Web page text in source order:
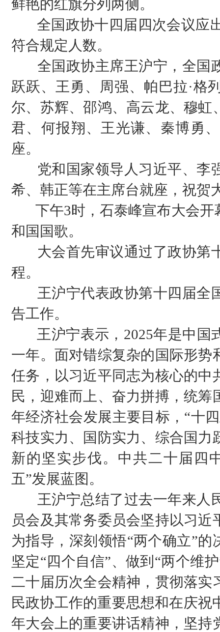
鲜艳的红旗分列两侧。
全国政协十四届四次会议应
符合规定人数。
全国政协主席王沪宁，全国
跃跃、王勇、周强、帕巴拉·格
尔、苏辉、邵鸿、高云龙、穆
君、何报翔、王光谦、秦博勇
座。
党和国家领导人习近平、李
希、韩正等在主席台就座，祝贺
下午3时，石泰峰宣布大会开
和国国歌。
大会首先审议通过了政协第
程。
王沪宁代表政协第十四届全
告工作。
王沪宁表示，2025年是中国
一年。面对错综复杂的国际形
任务，以习近平同志为核心的中
民，迎难而上、奋力拼搏，统
年经济社会发展主要目标，“十
科技实力、国防实力、综合国力
新的坚实步伐。中共二十届四
五”发展蓝图。
王沪宁总结了过去一年来人
员会及其常务委员会坚持以习
为指导，深刻领悟“两个确立”
坚定“四个自信”、做到“两个维
二十届历次全会精神，贯彻落实
民政协工作的重要思想和在庆
年大会上的重要讲话精神，坚持